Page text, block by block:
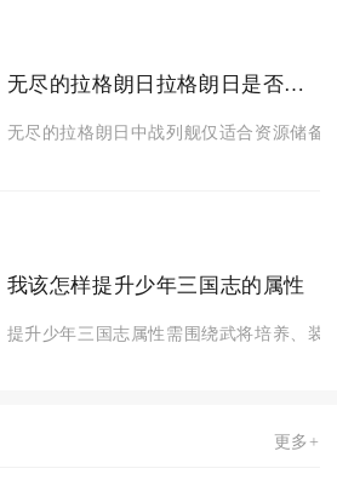
无尽的拉格朗日拉格朗日是否适合生产战列舰
无尽的拉格朗日中战列舰仅适合资源储备
我该怎样提升少年三国志的属性
提升少年三国志属性需围绕武将培养、装
更多+